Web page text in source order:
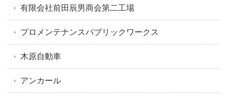
有限会社前田辰男商会第二工場
プロメンテナンスパブリックワークス
木原自動車
アンカール